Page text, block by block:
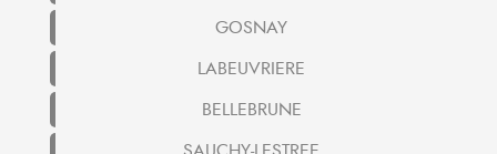
GOSNAY
LABEUVRIERE
BELLEBRUNE